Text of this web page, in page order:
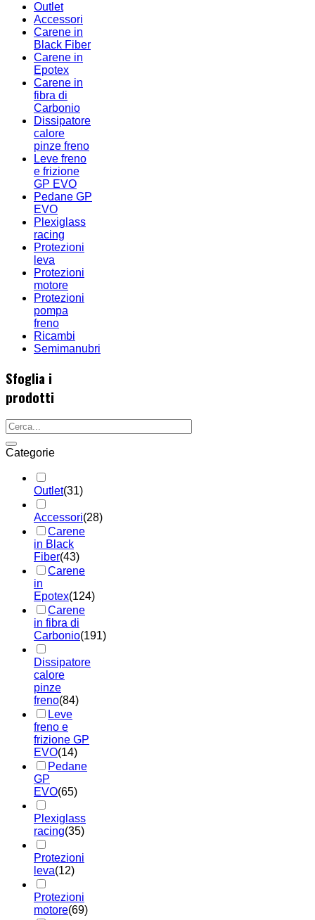
Outlet
Accessori
Carene in
Black Fiber
Carene in
Epotex
Carene in
fibra di
Carbonio
Dissipatore
calore
pinze freno
Leve freno
e frizione
GP EVO
Pedane GP
EVO
Plexiglass
racing
Protezioni
leva
Protezioni
motore
Protezioni
pompa
freno
Ricambi
Semimanubri
Sfoglia i
prodotti
Categorie
Outlet(31)
Accessori(28)
Carene
in Black
Fiber(43)
Carene
in
Epotex(124)
Carene
in fibra di
Carbonio(191)
Dissipatore
calore
pinze
freno(84)
Leve
freno e
frizione GP
EVO(14)
Pedane
GP
EVO(65)
Plexiglass
racing(35)
Protezioni
leva(12)
Protezioni
motore(69)